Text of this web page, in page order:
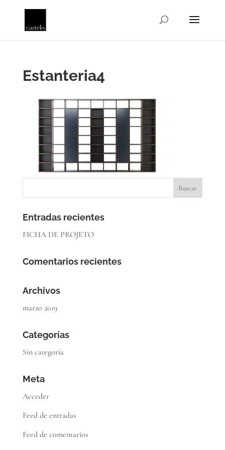
Estanteria4
Entradas recientes
FICHA DE PROJETO
Comentarios recientes
Archivos
marzo 2019
Categorías
Sin categoría
Meta
Acceder
Feed de entradas
Feed de comentarios